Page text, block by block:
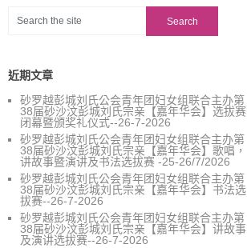
近期文章
砂罗越彭城刘氏公会青年团妇女组联合主办第
38届砂沙汶彭城刘氏宗亲【嘉年华会】选拔赛
闭幕暨颁奖礼仪式--26-7-2026
砂罗越彭城刘氏公会青年团妇女组联合主办第
38届砂沙汶彭城刘氏宗亲【嘉年华会】歌唱，
讲故事暨演讲及书法选拔赛 -25-26/7/2026
砂罗越彭城刘氏公会青年团妇女组联合主办第
38届砂沙汶彭城刘氏宗亲【嘉年华会】书法选
拔赛--26-7-2026
砂罗越彭城刘氏公会青年团妇女组联合主办第
38届砂沙汶彭城刘氏宗亲【嘉年华会】讲故事
及演讲选拔赛--26-7-2026